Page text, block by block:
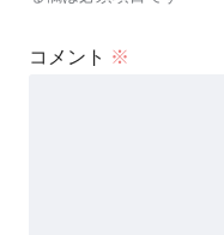
コメント ※